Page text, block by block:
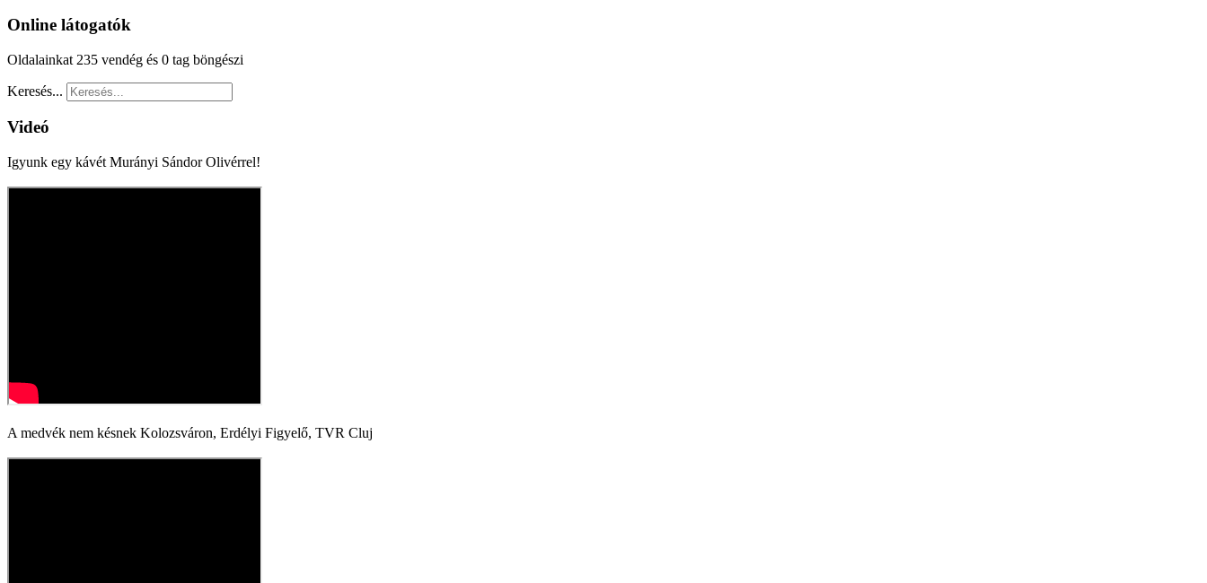
Online látogatók
Oldalainkat 235 vendég és 0 tag böngészi
Keresés...
Videó
Igyunk egy kávét Murányi Sándor Olivérrel!
A medvék nem késnek Kolozsváron, Erdélyi Figyelő, TVR Cluj